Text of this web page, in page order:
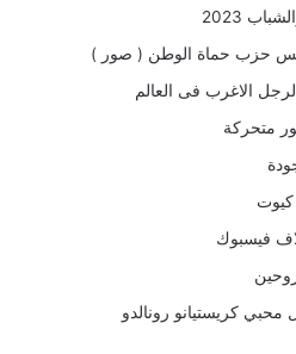
2023
حزب حماة الوطن ( صور )
الاغرب فى العالم
متحركة
فيسبوك
محبي كريستيانو رونالدو